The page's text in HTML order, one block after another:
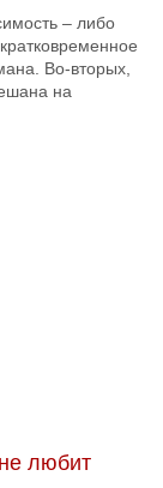
– либо
Во-вторых,
на
любит